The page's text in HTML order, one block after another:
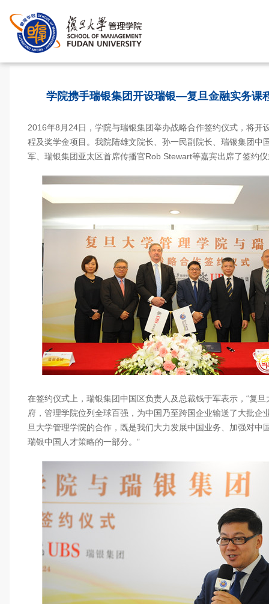
学院携手瑞银集团开设瑞银—复旦金融实务课
2016年8月24日，学院与瑞银集团举办战略合作签约仪式，将
程及奖学金项目。我院陆雄文院长、孙一民副院长、瑞银集团中
军、瑞银集团亚太区首席传播官Rob Stewart等嘉宾出席了签约
在签约仪式上，瑞银集团中国区负责人及总裁钱于军表示，“复
府，管理学院位列全球百强，为中国乃至跨国企业输送了大批企
旦大学管理学院的合作，既是我们大力发展中国业务、加强对中
瑞银中国人才策略的一部分。”